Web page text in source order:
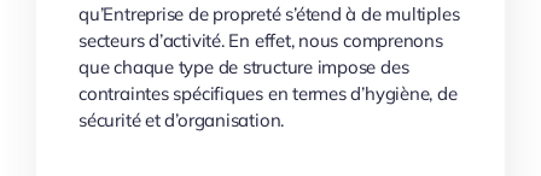
qu’Entreprise de propreté s’étend à de multiples
secteurs d’activité. En effet, nous comprenons
que chaque type de structure impose des
contraintes spécifiques en termes d’hygiène, de
sécurité et d’organisation.